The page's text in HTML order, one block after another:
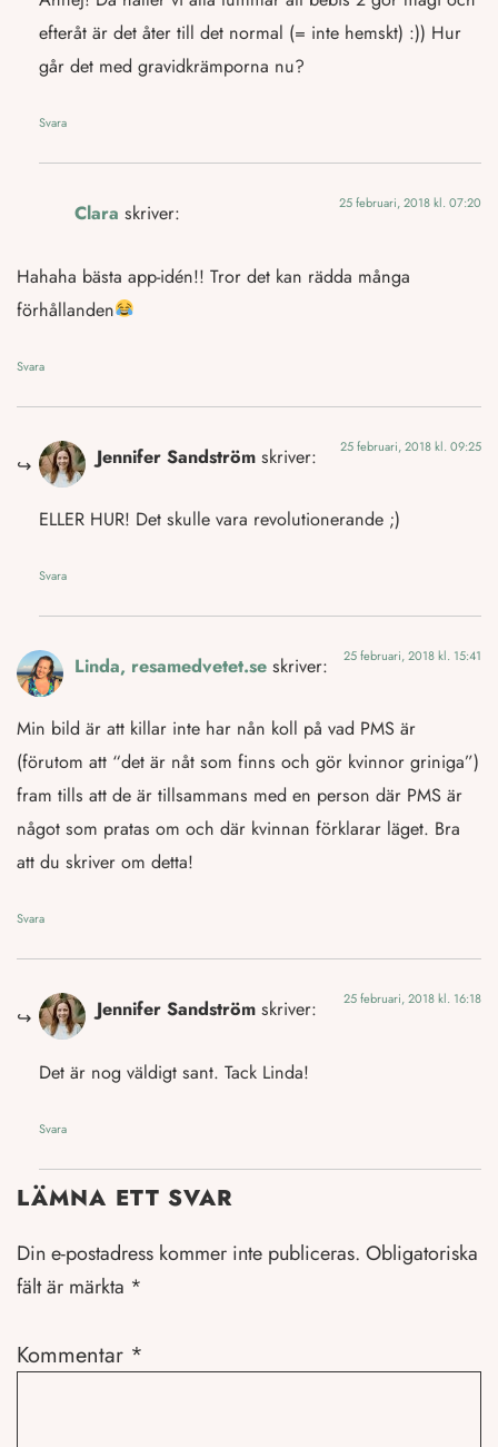
efteråt är det åter till det normal (= inte hemskt) :)) Hur
går det med gravidkrämporna nu?
Svara
Clara skriver: 25 februari, 2018 kl. 07:20
Hahaha bästa app-idén!! Tror det kan rädda många
förhållanden
Svara
Jennifer Sandström skriver: 25 februari, 2018 kl. 09:25
ELLER HUR! Det skulle vara revolutionerande ;)
Svara
Linda, resamedvetet.se skriver: 25 februari, 2018 kl. 15:41
Min bild är att killar inte har nån koll på vad PMS är
(förutom att “det är nåt som finns och gör kvinnor griniga”)
fram tills att de är tillsammans med en person där PMS är
något som pratas om och där kvinnan förklarar läget. Bra
att du skriver om detta!
Svara
Jennifer Sandström skriver: 25 februari, 2018 kl. 16:18
Det är nog väldigt sant. Tack Linda!
Svara
LÄMNA ETT SVAR
Din e-postadress kommer inte publiceras. Obligatoriska
fält är märkta *
Kommentar *